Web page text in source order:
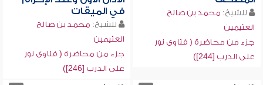
للشيخ: محمد بن صالح
العثيمين
جزء من محاضرة ( فتاوى نور
على الدرب [244])
في الميقات
للشيخ: محمد بن صالح
العثيمين
جزء من محاضرة ( فتاوى نور
على الدرب [246])